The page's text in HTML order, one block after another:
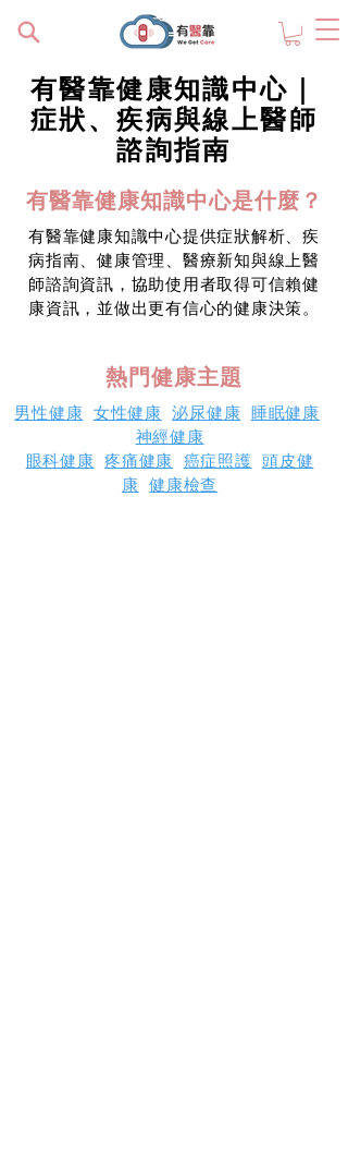
有醫靠健康知識中心｜
症狀、疾病與線上醫師
諮詢指南
有醫靠健康知識中心是什麼？
有醫靠健康知識中心提供症狀解析、疾
病指南、健康管理、醫療新知與線上醫
師諮詢資訊，協助使用者取得可信賴健
康資訊，並做出更有信心的健康決策。
熱門健康主題
男性健康 女性健康 泌尿健康 睡眠健康
神經健康
眼科健康 疼痛健康 癌症照護 頭皮健
康 健康檢查